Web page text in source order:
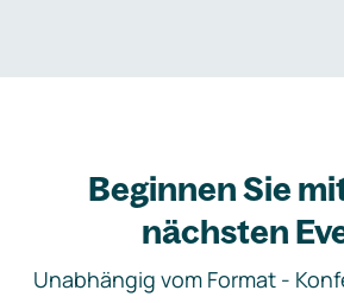
Beginnen Sie
nächsten
Unabhängig vom Format -